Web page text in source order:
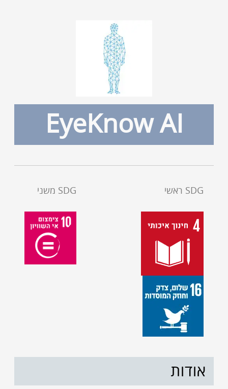
EyeKnow AI
SDG ראשי SDG משני
אודות